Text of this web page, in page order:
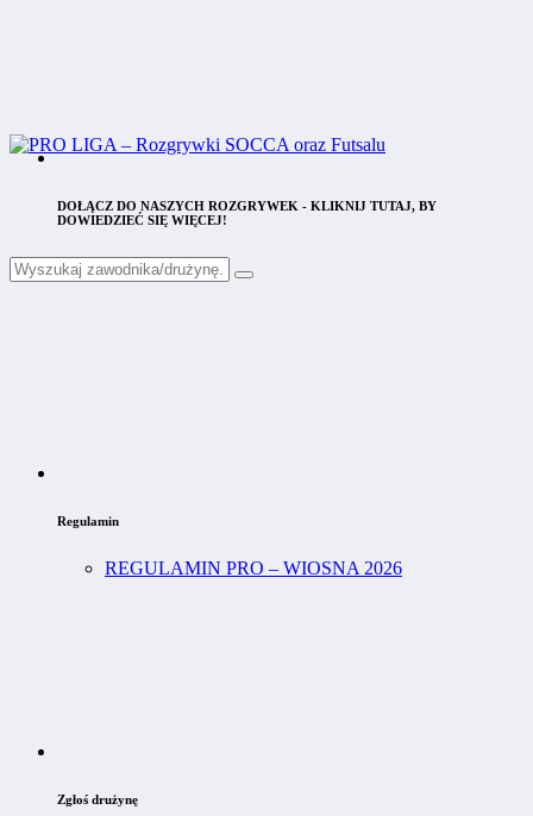
DOŁĄCZ DO NASZYCH ROZGRYWEK - KLIKNIJ TUTAJ, BY
DOWIEDZIEĆ SIĘ WIĘCEJ!
Regulamin
REGULAMIN PRO – WIOSNA 2026
Zgłoś drużynę